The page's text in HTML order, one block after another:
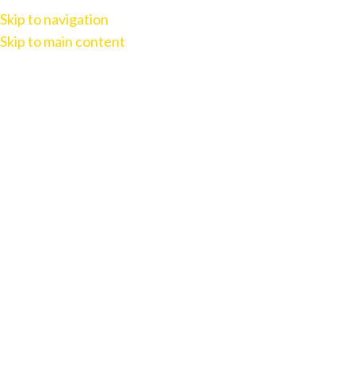
Skip to navigation
Skip to main content